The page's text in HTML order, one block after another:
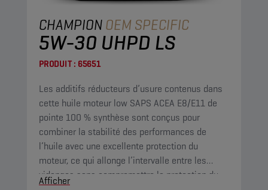
CHAMPIONOEM SPECIFIC
5W-30 UHPD LS
PRODUIT : 65651
Les additifs réducteurs d’usure contenus dans
cette huile moteur low SAPS ACEA E8/E11 de
pointe 100 % synthèse sont conçus pour
combiner la stabilité des performances de
l’huile avec une excellente protection du
moteur, ce qui allonge l’intervalle entre les
vidanges sans compromettre la protection du
Afficher